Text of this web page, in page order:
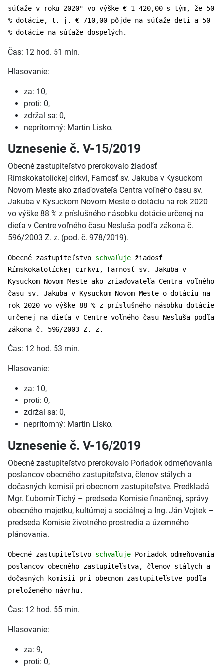
súťaže v roku 2020" vo výške € 1 420,00 s tým, že 50
% dotácie, t. j. € 710,00 pôjde na súťaže detí a 50
% dotácie na súťaže dospelých.
Čas: 12 hod. 51 min.
Hlasovanie:
za: 10,
proti: 0,
zdržal sa: 0,
neprítomný: Martin Lisko.
Uznesenie č. V-15/2019
Obecné zastupiteľstvo prerokovalo žiadosť
Rímskokatolíckej cirkvi, Farnosť sv. Jakuba v Kysuckom
Novom Meste ako zriaďovateľa Centra voľného času sv.
Jakuba v Kysuckom Novom Meste o dotáciu na rok 2020
vo výške 88 % z príslušného násobku dotácie určenej na
dieťa v Centre voľného času Nesluša podľa zákona č.
596/2003 Z. z. (pod. č. 978/2019).
Obecné zastupiteľstvo schvaľuje žiadosť
Rímskokatolíckej cirkvi, Farnosť sv. Jakuba v
Kysuckom Novom Meste ako zriaďovateľa Centra voľného
času sv. Jakuba v Kysuckom Novom Meste o dotáciu na
rok 2020 vo výške 88 % z príslušného násobku dotácie
určenej na dieťa v Centre voľného času Nesluša podľa
zákona č. 596/2003 Z. z.
Čas: 12 hod. 53 min.
Hlasovanie:
za: 10,
proti: 0,
zdržal sa: 0,
neprítomný: Martin Lisko.
Uznesenie č. V-16/2019
Obecné zastupiteľstvo prerokovalo Poriadok odmeňovania
poslancov obecného zastupiteľstva, členov stálych a
dočasných komisií pri obecnom zastupiteľstve. Predkladá
Mgr. Ľubomír Tichý – predseda Komisie finančnej, správy
obecného majetku, kultúrnej a sociálnej a Ing. Ján Vojtek –
predseda Komisie životného prostredia a územného
plánovania.
Obecné zastupiteľstvo schvaľuje Poriadok odmeňovania
poslancov obecného zastupiteľstva, členov stálych a
dočasných komisií pri obecnom zastupiteľstve podľa
preloženého návrhu.
Čas: 12 hod. 55 min.
Hlasovanie:
za: 9,
proti: 0,